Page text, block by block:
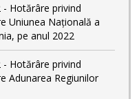
- Hotărâre privind
Uniunea Națională a
pe anul 2022
- Hotărâre privind
Adunarea Regiunilor